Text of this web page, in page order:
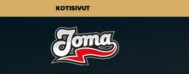
KOTISIVUT